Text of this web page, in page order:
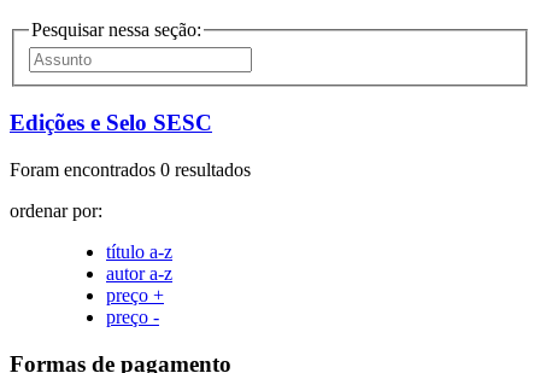
Pesquisar nessa seção:
Edições e Selo SESC
Foram encontrados 0 resultados
ordenar por:
título a-z
autor a-z
preço +
preço -
Formas de pagamento